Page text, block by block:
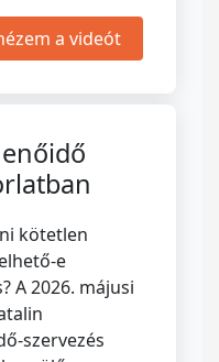
a videót
kötetlen
e
A 2026. májusi
szervezés